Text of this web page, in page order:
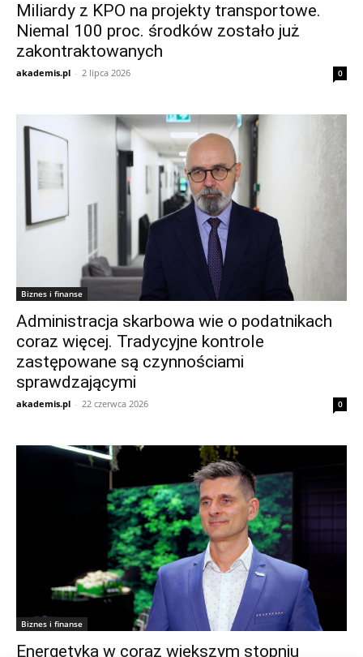
Miliardy z KPO na projekty transportowe.
Niemal 100 proc. środków zostało już
zakontraktowanych
akademis.pl - 2 lipca 2026 0
Biznes i finanse
Administracja skarbowa wie o podatnikach
coraz więcej. Tradycyjne kontrole
zastępowane są czynnościami
sprawdzającymi
akademis.pl - 22 czerwca 2026 0
Biznes i finanse
Energetyka w coraz większym stopniu